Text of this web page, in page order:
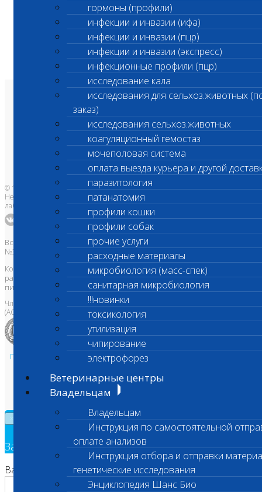
гормоны (профили)
инфекции и инвазии (ифа)
инфекции и инвазии (пцр)
инфекции и инвазии (экспресс)
инфекционные профили (пцр)
исследование кала
исследования для сельхоз.животных
заказ)
исследования сельхоз.животных
коагуляционный гемостаз
мочеполовая система
оплата выезда курьера и другой
паразитология
патанатомия
профили кошки
профили собак
прочие услуги
расходные материалы
микробиология (масс-спек)
санитарная микробиология
!!!новинки
токсикология
утилизация
чипирование
электрофорез
Ветеринарные центры
Владельцам
Владельцам
Инструкция по самостоятельной
оплате анализов
Инструкция отбора и отправки
генетические исследования
Энциклопедия Шанс Био
О лаборатории
Анализы и цены
Ветеринарные центры
Владельцам
Врачам и клиникам
Бланки лаборатории
Банк донорской крови
Адреса лабораторий
© 1996-2026
Независимая ветеринарная
лаборатория Шанс Био
Все права защищены и охраняются законом. Товарный знак
№395740 от 2008 г. ООО "ШАНС БИО"
Копирование, тиражирование, а также использование материалов,
размещенных на сайтеwww.vetlab.ruвозможно только с
письменного разрешения Правообладателя
Член Национальной ветеринарной палаты
(АСРО НВП)
Политика в области персональных данных и конфиденциальности
Техническая поддержка
Заявка на обратный звонок
Ваш номер телефона